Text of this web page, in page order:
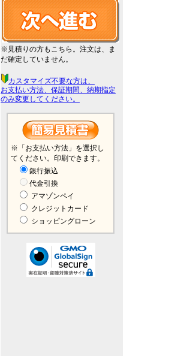
※見積りの方もこちら。注文は、ま
だ確定していません。
カスタマイズ不要な方は、
お支払い方法、保証期間、納期指定
のみ変更してください。
※「お支払い方法」を選択し
てください。印刷できます。
銀行振込
代金引換
アマゾンペイ
クレジットカード
ショッピングローン